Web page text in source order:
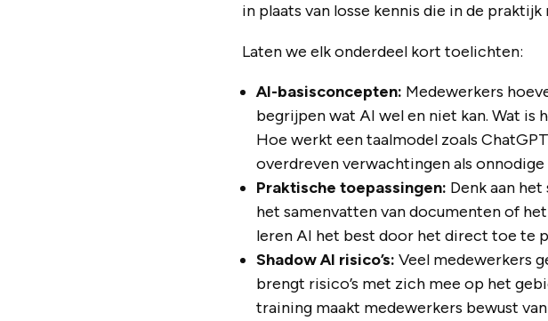
in plaats van losse kennis die in de
Laten we elk onderdeel kort toelichten:
AI-basisconcepten: Medewerkers
begrijpen wat AI wel en niet kan. Wat is
Hoe werkt een taalmodel zoals
overdreven verwachtingen als onnodige
Praktische toepassingen: Denk aan
het samenvatten van documenten of
leren AI het best door het direct toe te
Shadow AI risico’s: Veel medewerkers
brengt risico’s met zich mee op het
training maakt medewerkers bewust